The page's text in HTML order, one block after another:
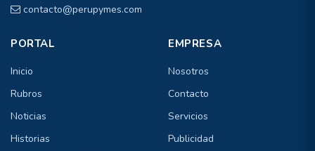
contacto@perupymes.com
PORTAL
Inicio
Rubros
Noticias
Historias
EMPRESA
Nosotros
Contacto
Servicios
Publicidad